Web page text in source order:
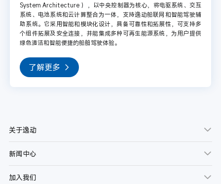
System Architecture ），以中央控制器为核心，将电驱系统、交互
系统、电池系统和云计算整合为一体，支持逸动船联网和智能驾驶辅
助系统。它采用智能和模块化设计，具备可靠性和拓展性，可支持多
个组件拓展及安全连接，并能集成多种可再生能源系统，为用户提供
绿色清洁和智能便捷的船舶驾驶体验。
了解更多
关于逸动
新闻中心
加入我们